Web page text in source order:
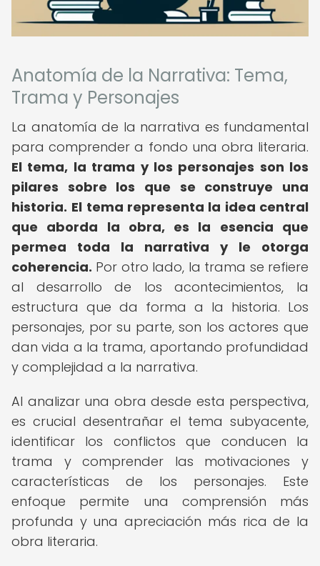
Anatomía de la Narrativa: Tema,
Trama y Personajes
La anatomía de la narrativa es fundamental
para comprender a fondo una obra literaria.
El tema, la trama y los personajes son los
pilares sobre los que se construye una
historia. El tema representa la idea central
que aborda la obra, es la esencia que
permea toda la narrativa y le otorga
coherencia. Por otro lado, la trama se refiere
al desarrollo de los acontecimientos, la
estructura que da forma a la historia. Los
personajes, por su parte, son los actores que
dan vida a la trama, aportando profundidad
y complejidad a la narrativa.
Al analizar una obra desde esta perspectiva,
es crucial desentrañar el tema subyacente,
identificar los conflictos que conducen la
trama y comprender las motivaciones y
características de los personajes. Este
enfoque permite una comprensión más
profunda y una apreciación más rica de la
obra literaria.